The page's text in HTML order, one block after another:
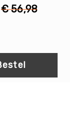
€ 56,98